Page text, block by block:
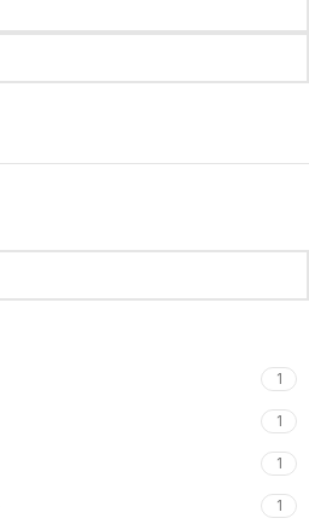
1
1
1
1